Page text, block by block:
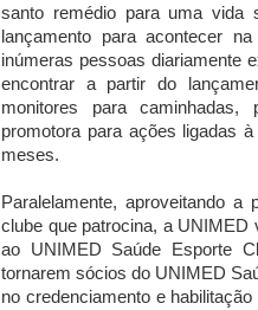
santo remédio para uma vida
lançamento para acontecer
inúmeras pessoas diariamente
encontrar a partir do
monitores para
promotora para ações ligadas
meses.
Paralelamente, aproveitando
clube que patrocina, a UNIMED
ao UNIMED Saúde Esporte
tornarem sócios do UNIMED
no credenciamento e